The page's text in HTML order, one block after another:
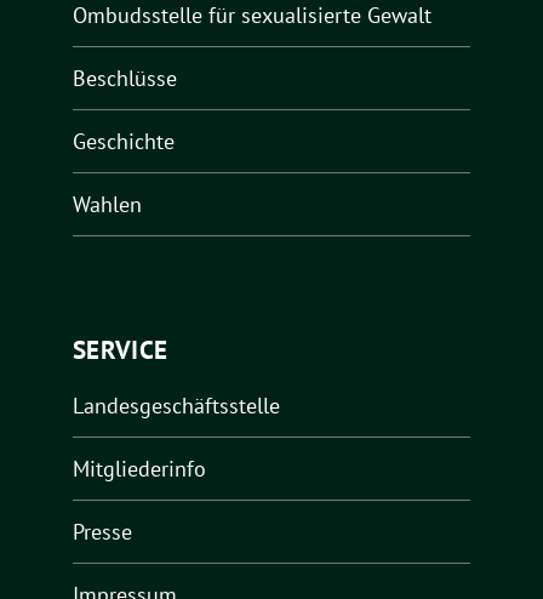
Ombudsstelle für sexualisierte Gewalt
Beschlüsse
Geschichte
Wahlen
SERVICE
Landesgeschäftsstelle
Mitgliederinfo
Presse